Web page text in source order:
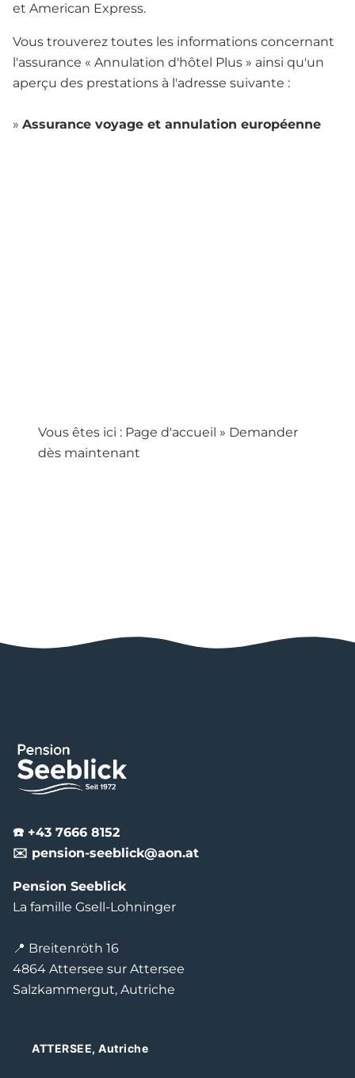
et American Express.
Vous trouverez toutes les informations concernant
l'assurance « Annulation d'hôtel Plus » ainsi qu'un
aperçu des prestations à l'adresse suivante :
» Assurance voyage et annulation européenne
Vous êtes ici : Page d'accueil » Demander
dès maintenant
☎️ +43 7666 8152
✉️ pension-seeblick@aon.at
Pension Seeblick
La famille Gsell-Lohninger
📍 Breitenröth 16
4864 Attersee sur Attersee
Salzkammergut, Autriche
ATTERSEE, Autriche